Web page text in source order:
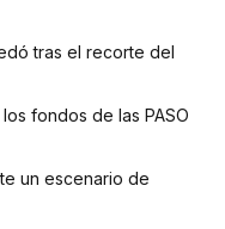
tras el recorte del
fondos de las PASO
un escenario de